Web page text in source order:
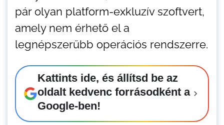
pár olyan platform-exkluzív szoftvert,
amely nem érhető el a
legnépszerűbb operációs rendszerre.
Kattints ide, és állítsd be az
oldalt kedvenc forrásodként a
Google-ben!